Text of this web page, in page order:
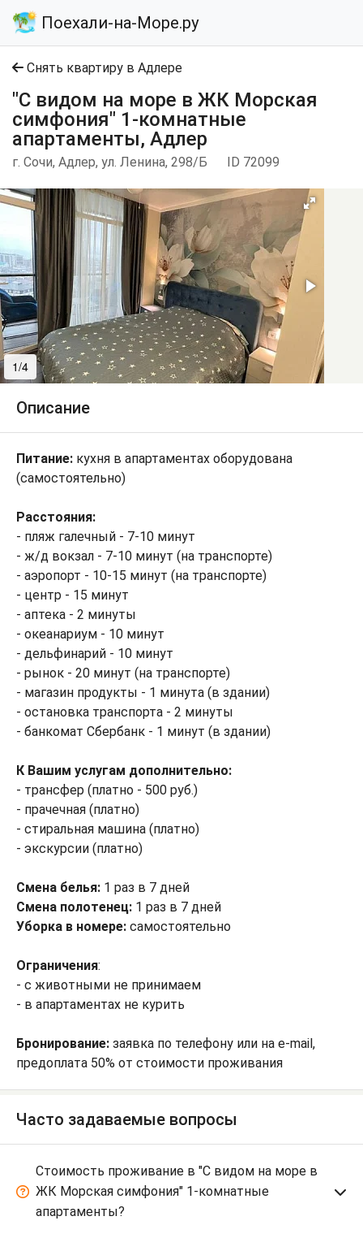
Поехали-на-Море.ру
Снять квартиру в Адлере
"С видом на море в ЖК Морская
симфония" 1-комнатные
апартаменты, Адлер
г. Сочи, Адлер, ул. Ленина, 298/Б ID 72099
1/4
Описание
Питание: кухня в апартаментах оборудована
(самостоятельно)
Расстояния:
- пляж галечный - 7-10 минут
- ж/д вокзал - 7-10 минут (на транспорте)
- аэропорт - 10-15 минут (на транспорте)
- центр - 15 минут
- аптека - 2 минуты
- океанариум - 10 минут
- дельфинарий - 10 минут
- рынок - 20 минут (на транспорте)
- магазин продукты - 1 минута (в здании)
- остановка транспорта - 2 минуты
- банкомат Сбербанк - 1 минут (в здании)
К Вашим услугам дополнительно:
- трансфер (платно - 500 руб.)
- прачечная (платно)
- стиральная машина (платно)
- экскурсии (платно)
Смена белья: 1 раз в 7 дней
Смена полотенец: 1 раз в 7 дней
Уборка в номере: самостоятельно
Ограничения:
- с животными не принимаем
- в апартаментах не курить
Бронирование: заявка по телефону или на e-mail,
предоплата 50% от стоимости проживания
Часто задаваемые вопросы
Стоимость проживание в "С видом на море в
ЖК Морская симфония" 1-комнатные
апартаменты?